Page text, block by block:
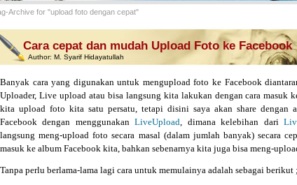
Archive for "upload foto dengan cepat"
Cara cepat dan mudah Upload Foto ke Facebook
Author: M. Syarif Hidayatullah
Banyak cara yang digunakan untuk mengupload foto ke Facebook
Uploader, Live upload atau bisa langsung kita lakukan dengan cara masuk
kita upload foto kita satu persatu, tetapi disini saya akan share dengan
Facebook dengan menggunakanLiveUpload, dimana kelebihan dari
langsung meng-upload foto secara masal (dalam jumlah banyak) secara
masuk ke album Facebook kita, bahkan sebenarnya kita juga bisa meng-
Tanpa perlu berlama-lama lagi cara untuk memulainya adalah sebagai berikut ;